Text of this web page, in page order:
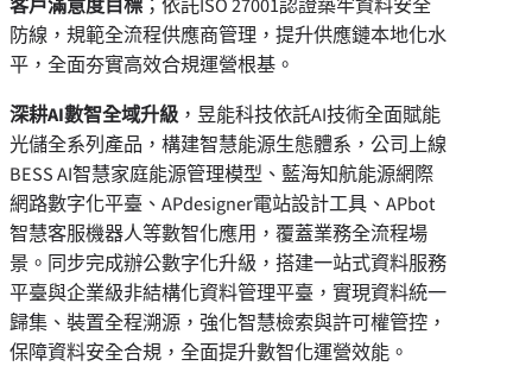
客戶滿意度目標 ；依託ISO 27001認證築牢資料安全
防線，規範全流程供應商管理，提升供應鏈本地化水
平，全面夯實高效合規運營根基。
深耕AI數智全域升級 ，昱能科技依託AI技術全面賦能
光儲全系列產品，構建智慧能源生態體系，公司上線
BESS AI智慧家庭能源管理模型、藍海知航能源網際
網路數字化平臺、APdesigner電站設計工具、APbot
智慧客服機器人等數智化應用，覆蓋業務全流程場
景。同步完成辦公數字化升級，搭建一站式資料服務
平臺與企業級非結構化資料管理平臺，實現資料統一
歸集、裝置全程溯源，強化智慧檢索與許可權管控，
保障資料安全合規，全面提升數智化運營效能。